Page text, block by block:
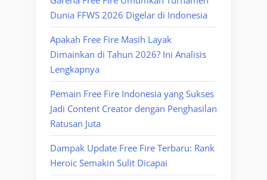
Dunia FFWS 2026 Digelar di Indonesia
Apakah Free Fire Masih Layak
Dimainkan di Tahun 2026? Ini Analisis
Lengkapnya
Pemain Free Fire Indonesia yang Sukses
Jadi Content Creator dengan Penghasilan
Ratusan Juta
Dampak Update Free Fire Terbaru: Rank
Heroic Semakin Sulit Dicapai